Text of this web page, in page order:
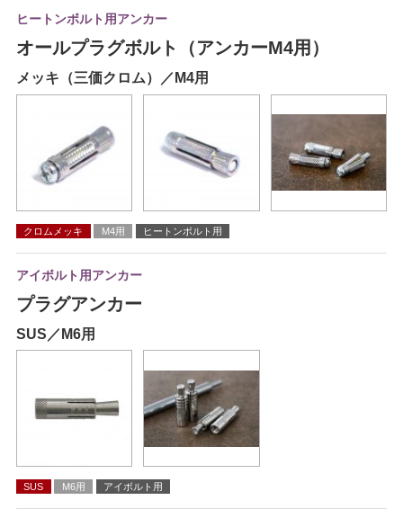
ヒートンボルト用アンカー
オールプラグボルト（アンカーM4用）
メッキ（三価クロム）／M4用
クロムメッキ M4用 ヒートンボルト用
アイボルト用アンカー
プラグアンカー
SUS／M6用
SUS M6用 アイボルト用